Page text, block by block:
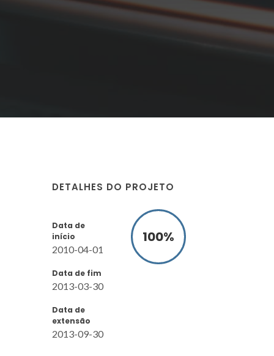
DETALHES DO PROJETO
Data de
início
2010-04-01
Data de fim
2013-03-30
Data de
extensão
2013-09-30
100%